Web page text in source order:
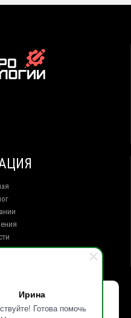
Ирина
Готова помочь
оплата
16, офис 15
улучшить работу